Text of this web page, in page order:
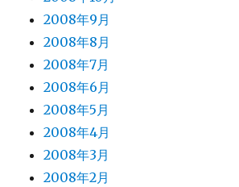
2008年9月
2008年8月
2008年7月
2008年6月
2008年5月
2008年4月
2008年3月
2008年2月